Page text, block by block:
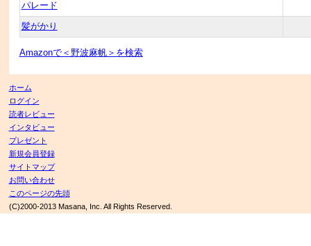
パレード
髪がかり
Amazonで＜野波麻帆＞を検索
ホーム
ログイン
読者レビュー
インタビュー
プレゼント
新規会員登録
サイトマップ
お問い合わせ
このページの先頭
(C)2000-2013 Masana, Inc. All Rights Reserved.